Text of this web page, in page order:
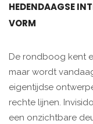
HEDENDAAGSE
VORM
De rondboog kent
maar wordt
eigentijdse
rechte lijnen.
een onzichtbare